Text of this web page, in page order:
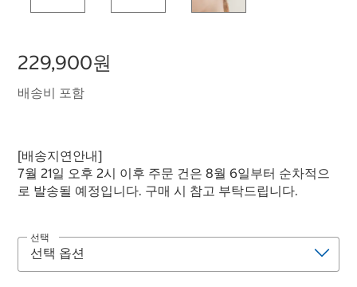
229,900원
배송비 포함
[배송지연안내]
7월 21일 오후 2시 이후 주문 건은 8월 6일부터 순차적으
로 발송될 예정입니다. 구매 시 참고 부탁드립니다.
선택